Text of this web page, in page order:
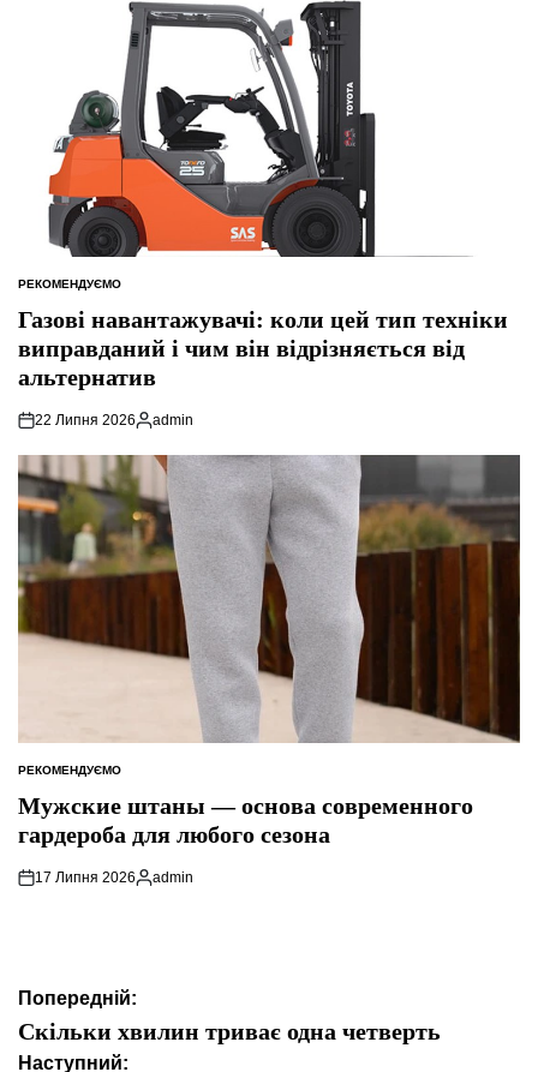
ОПУБЛІКУВАТИ
РЕКОМЕНДУЄМО
Газові навантажувачі: коли цей тип техніки
виправданий і чим він відрізняється від
альтернатив
22 Липня 2026
Опубліковано
admin
ОПУБЛІКУВАТИ
РЕКОМЕНДУЄМО
Мужские штаны — основа современного
гардероба для любого сезона
17 Липня 2026
Опубліковано
admin
Навігація
записів
Попередній:
Скільки хвилин триває одна четверть
Наступний: